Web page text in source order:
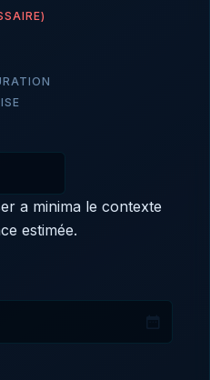
a minima le contexte
estimée.